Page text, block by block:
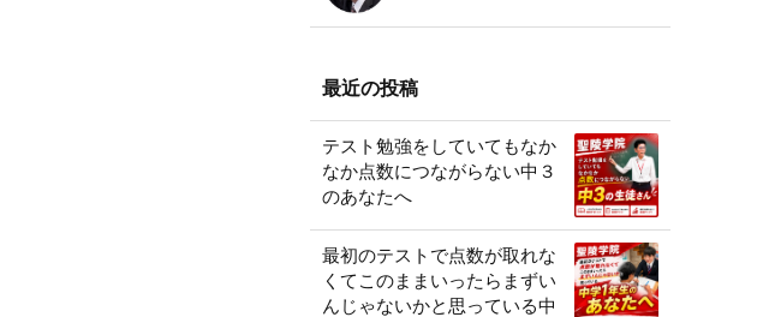
最近の投稿
テスト勉強をしていてもなか
なか点数につながらない中３
のあなたへ
最初のテストで点数が取れな
くてこのままいったらまずい
んじゃないかと思っている中